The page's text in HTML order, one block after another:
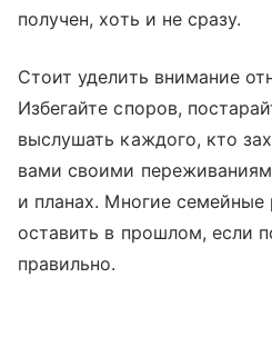
получен, хоть и не сразу.
Стоит уделить внимание
Избегайте споров,
выслушать каждого, кто
вами своими
и планах. Многие семейные
оставить в прошлом, если
правильно.